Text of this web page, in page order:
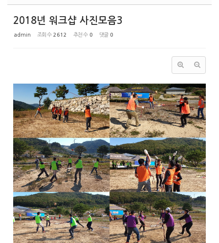
2018년 워크샵 사진모음3
admin 조회 수 2612 추천 수 0 댓글 0